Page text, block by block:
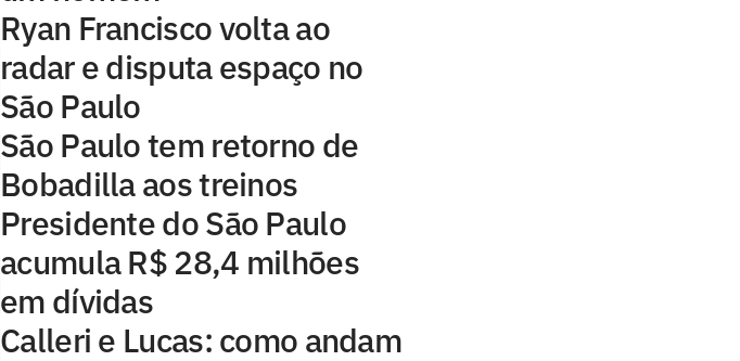
Ryan Francisco volta ao
radar e disputa espaço no
São Paulo
São Paulo tem retorno de
Bobadilla aos treinos
Presidente do São Paulo
acumula R$ 28,4 milhões
em dívidas
Calleri e Lucas: como andam